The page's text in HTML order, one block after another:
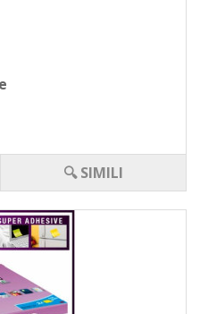
🔍 SIMILI